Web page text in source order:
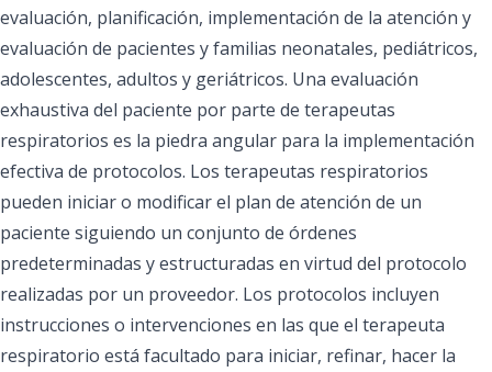
evaluación, planificación, implementación de la atención y
evaluación de pacientes y familias neonatales, pediátricos,
adolescentes, adultos y geriátricos. Una evaluación
exhaustiva del paciente por parte de terapeutas
respiratorios es la piedra angular para la implementación
efectiva de protocolos. Los terapeutas respiratorios
pueden iniciar o modificar el plan de atención de un
paciente siguiendo un conjunto de órdenes
predeterminadas y estructuradas en virtud del protocolo
realizadas por un proveedor. Los protocolos incluyen
instrucciones o intervenciones en las que el terapeuta
respiratorio está facultado para iniciar, refinar, hacer la